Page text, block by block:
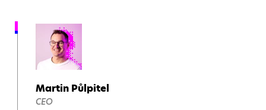
Martin Půlpitel
CEO